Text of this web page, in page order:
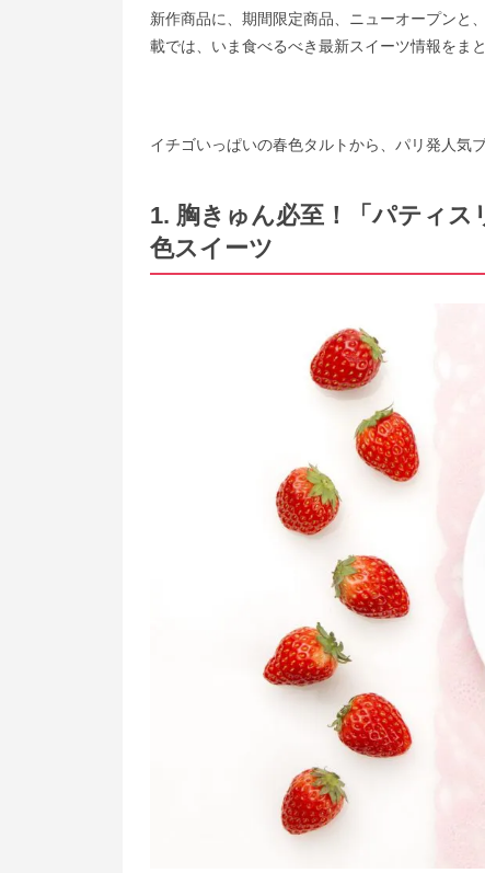
新作商品に、期間限定商品、ニューオープン
載では、いま食べるべき最新スイーツ情報をま
イチゴいっぱいの春色タルトから、パリ発人気
1. 胸きゅん必至！「パティ
色スイーツ